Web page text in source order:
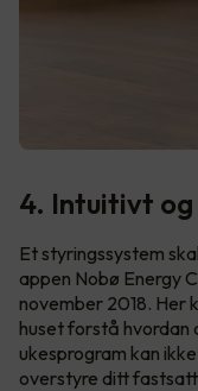
4. Intuitivt og
Et styringssystem
appen Nobø Energy
november 2018. Her
huset forstå hvordan
ukesprogram kan
overstyre ditt